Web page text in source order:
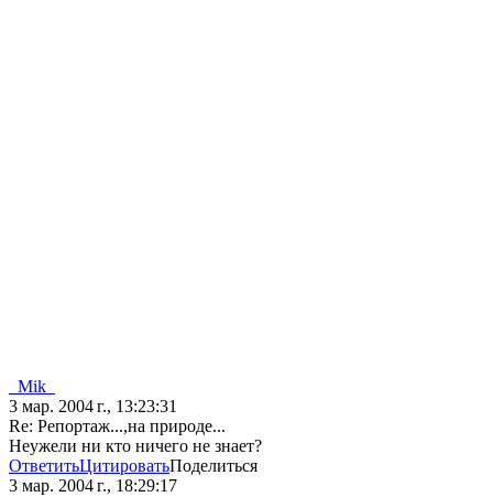
_Mik_
3 мар. 2004 г., 13:23:31
Re: Репортаж...,на природе...
Неужели ни кто ничего не знает?
ОтветитьЦитироватьПоделиться
3 мар. 2004 г., 18:29:17